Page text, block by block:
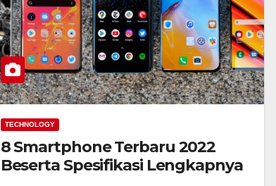
TECHNOLOGY
8 Smartphone Terbaru 2022
Beserta Spesifikasi Lengkapnya